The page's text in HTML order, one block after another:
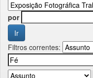
por
Filtros correntes: